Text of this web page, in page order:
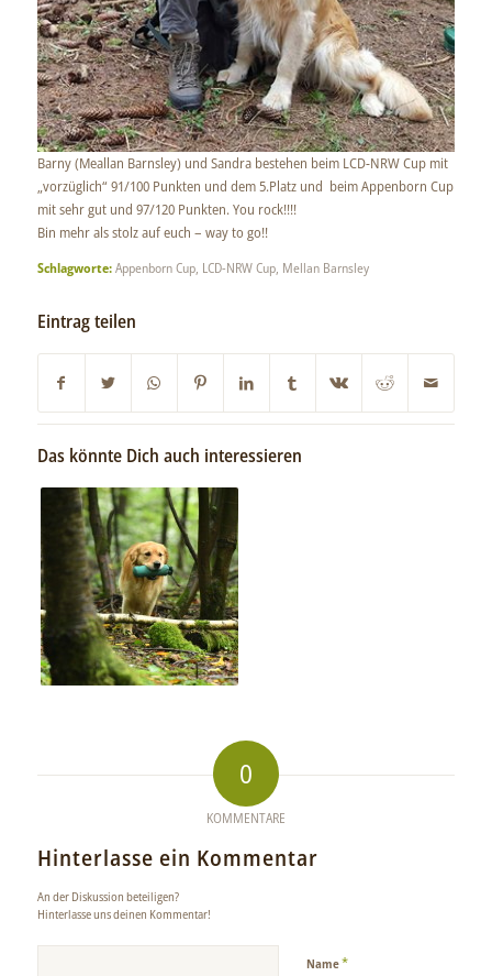
Barny (Meallan Barnsley) und Sandra bestehen beim LCD-NRW Cup mit
„vorzüglich“ 91/100 Punkten und dem 5.Platz und beim Appenborn Cup
mit sehr gut und 97/120 Punkten. You rock!!!!
Bin mehr als stolz auf euch – way to go!!
Schlagworte: Appenborn Cup, LCD-NRW Cup, Mellan Barnsley
Eintrag teilen
Das könnte Dich auch interessieren
0
KOMMENTARE
Hinterlasse ein Kommentar
An der Diskussion beteiligen?
Hinterlasse uns deinen Kommentar!
Name*